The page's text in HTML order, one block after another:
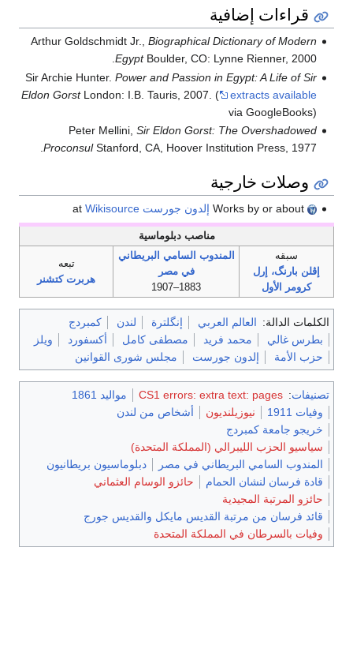
قراءات إضافية
Arthur Goldschmidt Jr., Biographical Dictionary of Modern
EgyptBoulder, CO: Lynne Rienner, 2000.
Sir Archie Hunter. Power and Passion in Egypt: A Life of Sir
Eldon GorstLondon: I.B. Tauris, 2007. (
extracts available
via GoogleBooks)
Peter Mellini, Sir Eldon Gorst: The Overshadowed
ProconsulStanford, CA, Hoover Institution Press, 1977.
وصلات خارجية
Works by or about إلدون جورست at
Wikisource
مناصب دبلوماسية
سبقه
إڤلن بارنگ، إرل
كرومر الأول
المندوب السامي البريطاني
في مصر
1883–1907
تبعه
هربرت كتشنر
الكلمات الدالة: العالم العربي إنگلترة لندن
كمبردج
بطرس غالي
محمد فريد مصطفى كامل أكسفورد
ويلز
حزب الأمة
إلدون جورست مجلس شورى القوانين
تصنيفات:
CS1 errors: extra text: pages
مواليد 1861
وفيات 1911
نيوزيلنديون
أشخاص من لندن
خريجو جامعة كمبردج
سياسيو الحزب الليبرالي (المملكة المتحدة)
المندوب السامي البريطاني في مصر
دبلوماسيون بريطانيون
قادة فرسان لنشان الحمام
حائزو الوسام العثماني
حائزو المرتبة المجيدية
قائد فرسان من مرتبة القديس مايكل والقديس جورج
وفيات بالسرطان في المملكة المتحدة